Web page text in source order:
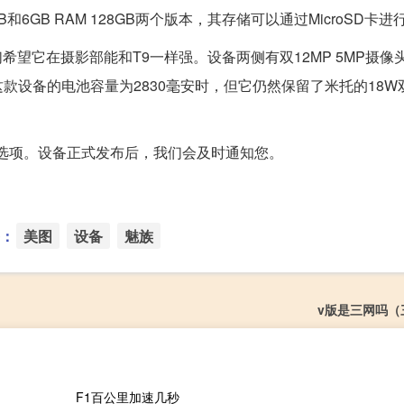
6GB RAM 128GB两个版本，其存储可以通过MicroSD卡进
望它在摄影部能和T9一样强。设备两侧有双12MP 5MP摄像
设备的电池容量为2830毫安时，但它仍然保留了米托的18W
。设备正式发布后，我们会及时通知您。
美图 设备 魅族
v版是三网吗
F1百公里加速几秒